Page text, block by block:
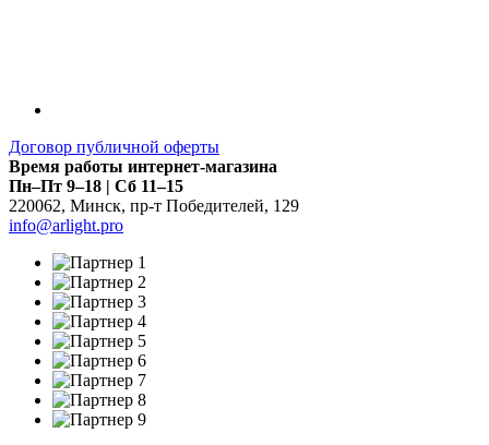
Договор публичной оферты
Время работы интернет-магазина
Пн–Пт 9–18 | Сб 11–15
220062, Минск, пр-т Победителей, 129
info@arlight.pro